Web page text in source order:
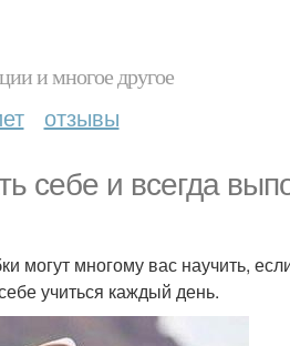
и многое другое
отзывы
себе и всегда
могут многому вас научить,
учиться каждый день.